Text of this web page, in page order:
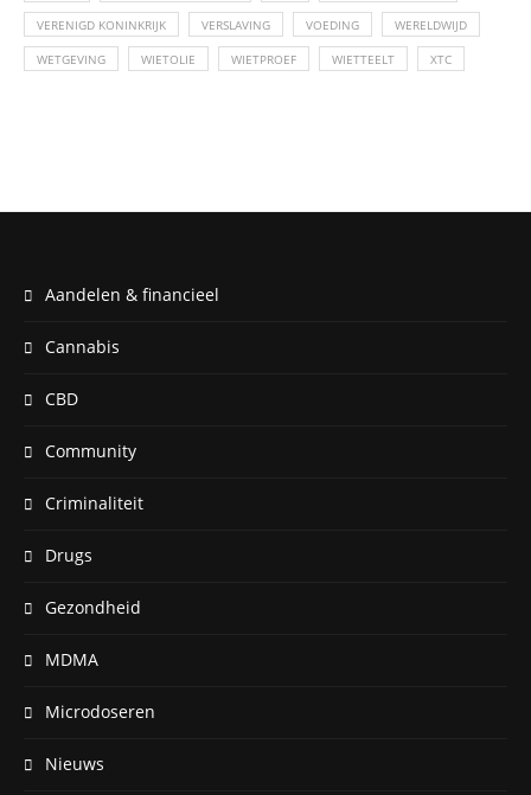
VERENIGD KONINKRIJK VERSLAVING VOEDING WERELDWIJD
WETGEVING WIETOLIE WIETPROEF WIETTEELT XTC
Aandelen & financieel
Cannabis
CBD
Community
Criminaliteit
Drugs
Gezondheid
MDMA
Microdoseren
Nieuws